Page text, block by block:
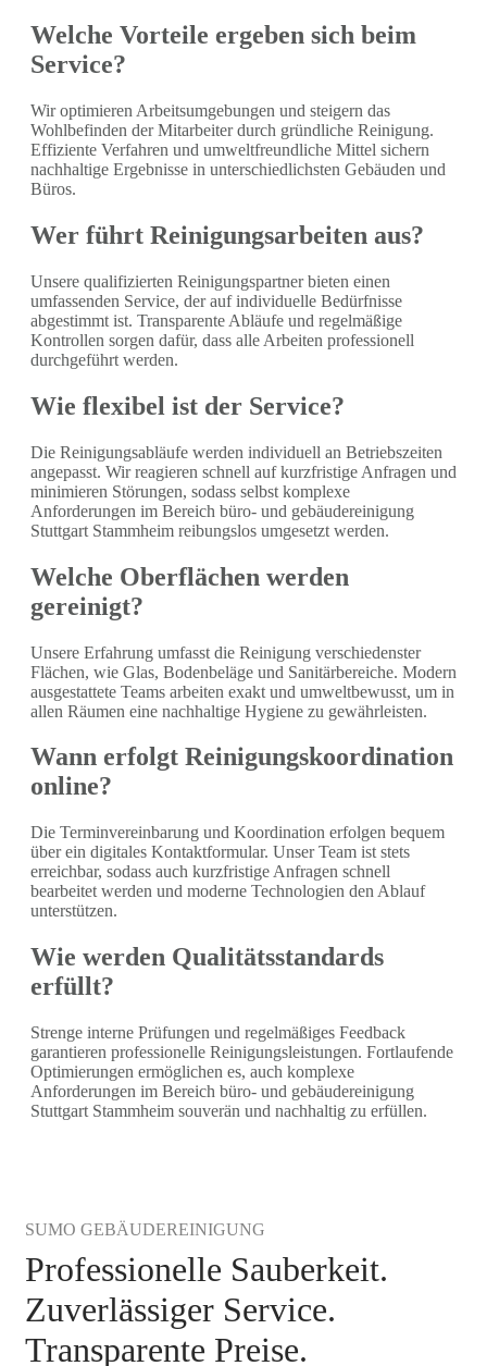
Welche Vorteile ergeben sich beim
Service?
Wir optimieren Arbeitsumgebungen und steigern das
Wohlbefinden der Mitarbeiter durch gründliche Reinigung.
Effiziente Verfahren und umweltfreundliche Mittel sichern
nachhaltige Ergebnisse in unterschiedlichsten Gebäuden und
Büros.
Wer führt Reinigungsarbeiten aus?
Unsere qualifizierten Reinigungspartner bieten einen
umfassenden Service, der auf individuelle Bedürfnisse
abgestimmt ist. Transparente Abläufe und regelmäßige
Kontrollen sorgen dafür, dass alle Arbeiten professionell
durchgeführt werden.
Wie flexibel ist der Service?
Die Reinigungsabläufe werden individuell an Betriebszeiten
angepasst. Wir reagieren schnell auf kurzfristige Anfragen und
minimieren Störungen, sodass selbst komplexe
Anforderungen im Bereich büro- und gebäudereinigung
Stuttgart Stammheim reibungslos umgesetzt werden.
Welche Oberflächen werden
gereinigt?
Unsere Erfahrung umfasst die Reinigung verschiedenster
Flächen, wie Glas, Bodenbeläge und Sanitärbereiche. Modern
ausgestattete Teams arbeiten exakt und umweltbewusst, um in
allen Räumen eine nachhaltige Hygiene zu gewährleisten.
Wann erfolgt Reinigungskoordination
online?
Die Terminvereinbarung und Koordination erfolgen bequem
über ein digitales Kontaktformular. Unser Team ist stets
erreichbar, sodass auch kurzfristige Anfragen schnell
bearbeitet werden und moderne Technologien den Ablauf
unterstützen.
Wie werden Qualitätsstandards
erfüllt?
Strenge interne Prüfungen und regelmäßiges Feedback
garantieren professionelle Reinigungsleistungen. Fortlaufende
Optimierungen ermöglichen es, auch komplexe
Anforderungen im Bereich büro- und gebäudereinigung
Stuttgart Stammheim souverän und nachhaltig zu erfüllen.
SUMO GEBÄUDEREINIGUNG
Professionelle Sauberkeit.
Zuverlässiger Service.
Transparente Preise.